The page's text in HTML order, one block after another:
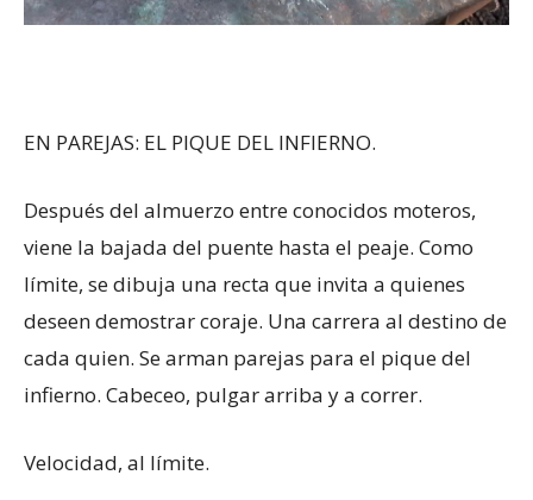
EN PAREJAS: EL PIQUE DEL INFIERNO.
Después del almuerzo entre conocidos moteros,
viene la bajada del puente hasta el peaje. Como
límite, se dibuja una recta que invita a quienes
deseen demostrar coraje. Una carrera al destino de
cada quien. Se arman parejas para el pique del
infierno. Cabeceo, pulgar arriba y a correr.
Velocidad, al límite.